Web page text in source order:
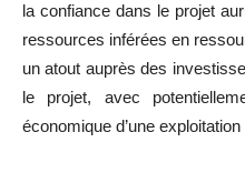
la confiance dans le projet
ressources inférées en
un atout auprès des
le projet, avec
économique d’une